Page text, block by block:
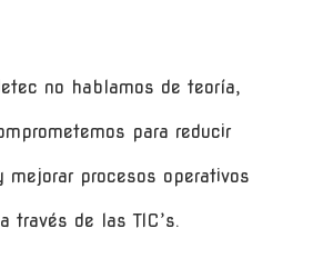
no hablamos de teoría,
para reducir
mejorar procesos operativos
a través de las TIC’s.